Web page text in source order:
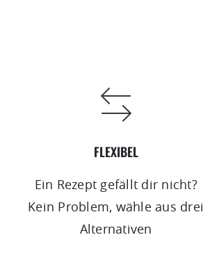
FLEXIBEL
Ein Rezept gefällt dir nicht?
Kein Problem, wähle aus drei
Alternativen